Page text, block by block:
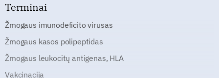
Terminai
Žmogaus imunodeficito virusas
Žmogaus kasos polipeptidas
Žmogaus leukocitų antigenas, HLA
Vakcinacija